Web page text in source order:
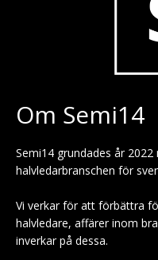
Om Semi14
Semi14 grundades år
halvledarbranschen för
Vi verkar för att förbättra
halvledare, affärer inom
inverkar på dessa.